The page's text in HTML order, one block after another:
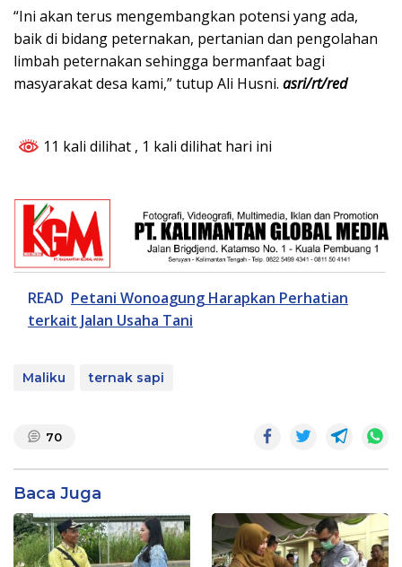
“Ini akan terus mengembangkan potensi yang ada,
baik di bidang peternakan, pertanian dan pengolahan
limbah peternakan sehingga bermanfaat bagi
masyarakat desa kami,” tutup Ali Husni. asri/rt/red
11 kali dilihat , 1 kali dilihat hari ini
READ Petani Wonoagung Harapkan Perhatian
terkait Jalan Usaha Tani
Maliku ternak sapi
70
Baca Juga